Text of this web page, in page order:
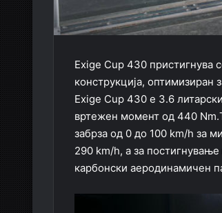
Exige Cup 430 пристигнува
конструкција,
Exige Cup 430 е 3.6 литарски
вртежен момент од 440
забрза од 0 до 100 km/h за
290 km/h, а за постигнување
карбонски аеродинамичен